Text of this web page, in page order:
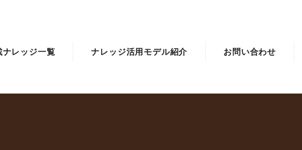
ナレッジ一覧 ナレッジ活用モデル紹介 お問い合わせ